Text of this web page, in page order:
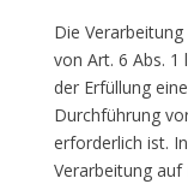
Die
von Art. 6 Abs. 1
der Erfüllung
Durchführung
erforderlich ist.
Verarbeitung auf